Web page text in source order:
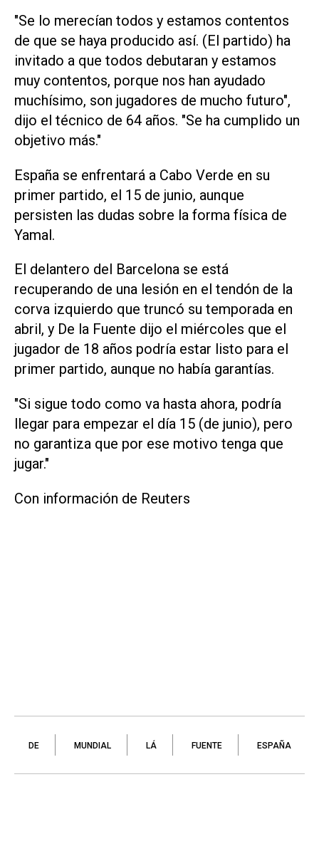
"Se lo merecían todos y estamos contentos
de que se haya producido así. (El partido) ha
invitado a que todos debutaran ‌y estamos
muy contentos, porque nos han ayudado
muchísimo, son jugadores de mucho futuro",
dijo el técnico de 64 años. "Se ha cumplido un
objetivo más."
España se enfrentará a Cabo Verde en su
primer partido, el 15 de junio, aunque
persisten las dudas sobre la forma física de
Yamal.
El delantero ‌del Barcelona se está
recuperando de una lesión en el tendón de la
corva izquierdo que truncó su temporada en
abril, y De la Fuente dijo ‌el miércoles que ⁠el
jugador de 18 años podría estar listo para el
primer partido, aunque no había garantías.
"Si sigue todo como ​va hasta ahora, podría
llegar para empezar el día 15 (de junio), pero
no garantiza que por ese motivo tenga que
jugar."
Con información de Reuters
DE MUNDIAL LÁ FUENTE ESPAÑA